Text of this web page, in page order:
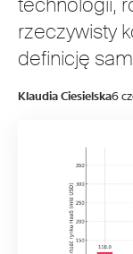
rzeczywisty
definicję
Klaudia Ciesielska6